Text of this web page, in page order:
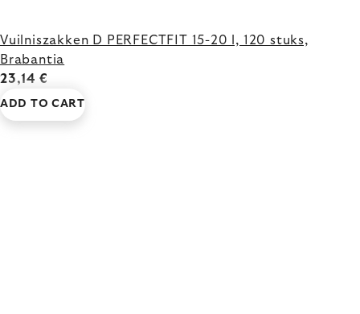
Vuilniszakken D PERFECTFIT 15-20 l, 120 stuks,
Brabantia
23,14 €
ADD TO CART